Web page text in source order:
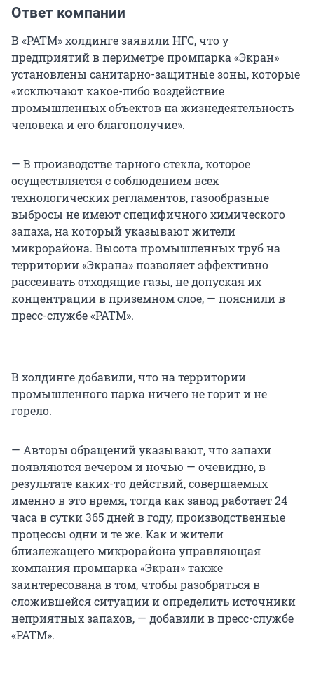
Ответ компании
В «РАТМ» холдинге заявили НГС, что у
предприятий в периметре промпарка «Экран»
установлены санитарно-защитные зоны, которые
«исключают какое-либо воздействие
промышленных объектов на жизнедеятельность
человека и его благополучие».
— В производстве тарного стекла, которое
осуществляется с соблюдением всех
технологических регламентов, газообразные
выбросы не имеют специфичного химического
запаха, на который указывают жители
микрорайона. Высота промышленных труб на
территории «Экрана» позволяет эффективно
рассеивать отходящие газы, не допуская их
концентрации в приземном слое, — пояснили в
пресс-службе «РАТМ».
В холдинге добавили, что на территории
промышленного парка ничего не горит и не
горело.
— Авторы обращений указывают, что запахи
появляются вечером и ночью — очевидно, в
результате каких-то действий, совершаемых
именно в это время, тогда как завод работает 24
часа в сутки 365 дней в году, производственные
процессы одни и те же. Как и жители
близлежащего микрорайона управляющая
компания промпарка «Экран» также
заинтересована в том, чтобы разобраться в
сложившейся ситуации и определить источники
неприятных запахов, — добавили в пресс-службе
«РАТМ».